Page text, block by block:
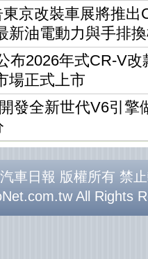
京改裝車展將推出
新油電動力與手排
布2026年式CR-V
場正式上市
發全新世代V6引擎
車日報 版權所有 禁
All Rights